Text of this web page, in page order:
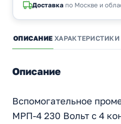
Доставка по Москве и
ОПИСАНИЕ ХАРАКТЕРИСТИКИ
Описание
Вспомогательное
МРП-4 230 Вольт с 4